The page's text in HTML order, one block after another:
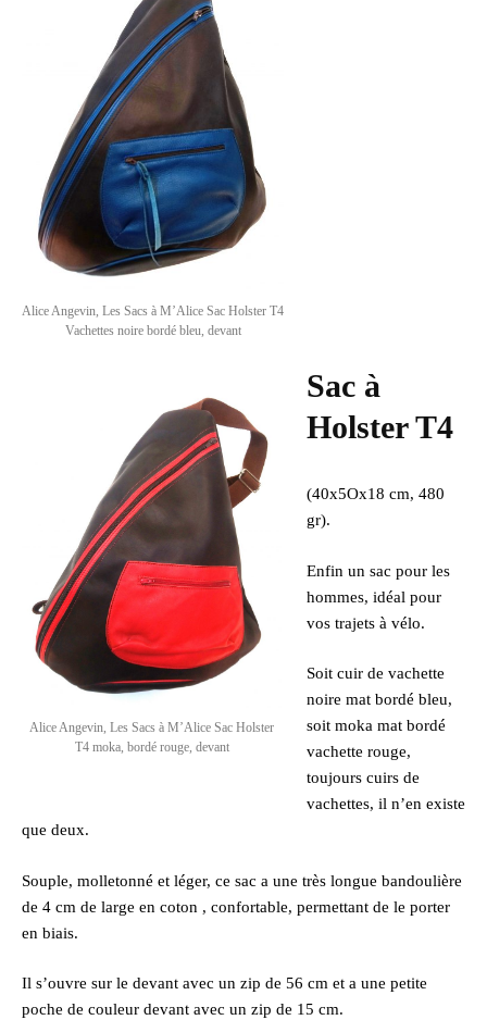
Alice Angevin, Les Sacs à M’Alice Sac Holster T4
Vachettes noire bordé bleu, devant
Alice Angevin, Les Sacs à M’Alice Sac Holster
T4 moka, bordé rouge, devant
Sac à
Holster T4
(40x5Ox18 cm, 480
gr).
Enfin un sac pour les
hommes, idéal pour
vos trajets à vélo.
Soit cuir de vachette
noire mat bordé bleu,
soit moka mat bordé
vachette rouge,
toujours cuirs de
vachettes, il n’en existe
que deux.
Souple, molletonné et léger, ce sac a une très longue bandoulière
de 4 cm de large en coton , confortable, permettant de le porter
en biais.
Il s’ouvre sur le devant avec un zip de 56 cm et a une petite
poche de couleur devant avec un zip de 15 cm.